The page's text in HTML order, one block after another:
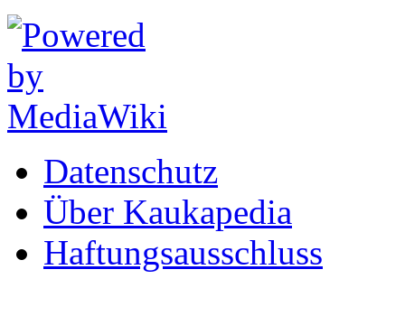
Datenschutz
Über Kaukapedia
Haftungsausschluss